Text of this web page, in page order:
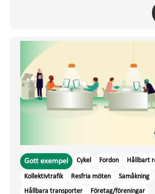
Gott exempel Cykel Fordon Hållbart
Kollektivtrafik Resfria möten
Samåkning
Hållbara transporter
Företag/föreningar